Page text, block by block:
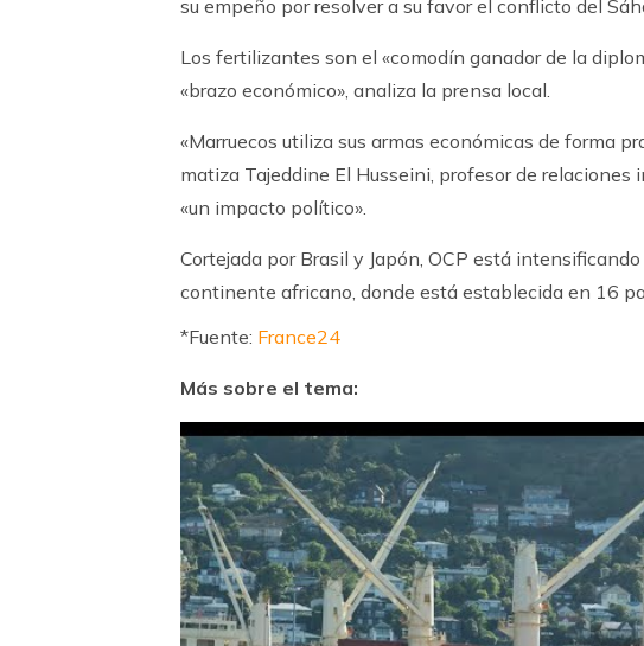
su empeño por resolver a su favor el conflicto del
Los fertilizantes son el «comodín ganador de la
«brazo económico», analiza la prensa local.
«Marruecos utiliza sus armas económicas de forma
matiza Tajeddine El Husseini, profesor de
«un impacto político».
Cortejada por Brasil y Japón, OCP está
continente africano, donde está establecida en 16
*Fuente: France24
Más sobre el tema: